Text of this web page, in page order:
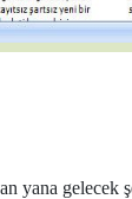
yana gelecek